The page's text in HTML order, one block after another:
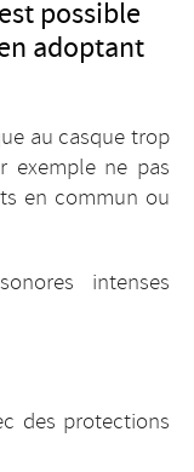
possible
adoptant
au casque trop
exemple ne pas
en commun ou
intenses
des protections